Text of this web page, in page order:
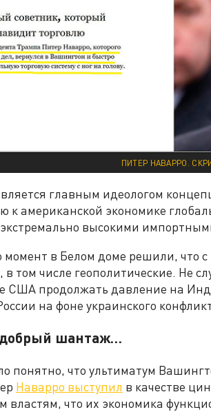
ПИТЕР НАВАРРО.
главным идеологом
к американской экономике
высокими
момент в Белом доме решили,
том числе геополитические. Не
США продолжать давление на
на фоне украинского
шантаж…
понятно, что ультиматум
Наварро выступил в качестве
властям, что их экономика